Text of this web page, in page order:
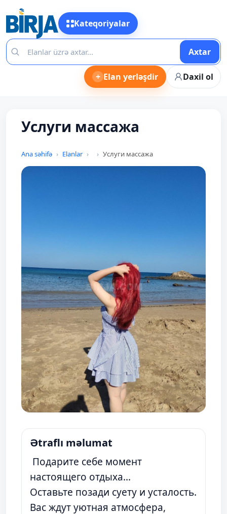
Kateqoriyalar
Axtar
+ Elan yerləşdir Daxil ol
Услуги массажа
Ana səhifə Elanlar Услуги массажа
Ətraflı məlumat
Подарите себе момент
настоящего отдыха…
Оставьте позади суету и усталость.
Вас ждут уютная атмосфера,